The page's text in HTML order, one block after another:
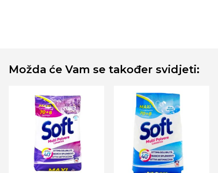
Možda će Vam se također svidjeti: